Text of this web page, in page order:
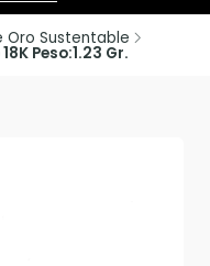
Oro Sustentable
Peso:1.23 Gr.